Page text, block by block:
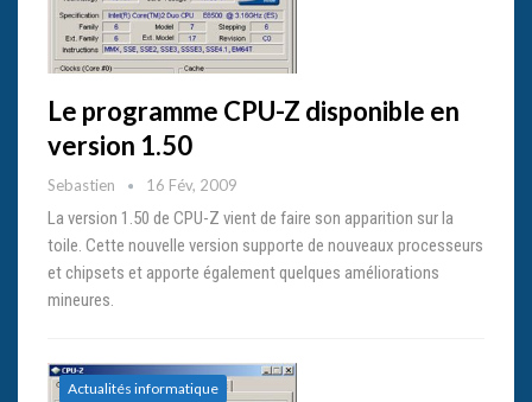
Le programme CPU-Z disponible en
version 1.50
Sebastien 16 Fév, 2009
La version 1.50 de CPU-Z vient de faire son apparition sur la
toile. Cette nouvelle version supporte de nouveaux processeurs
et chipsets et apporte également quelques améliorations
mineures.
Actualités informatique